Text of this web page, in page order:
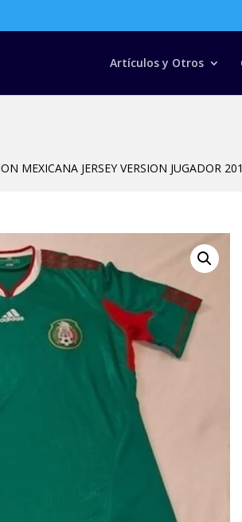
Artículos y Otros
MEXICANA JERSEY VERSION JUGADOR